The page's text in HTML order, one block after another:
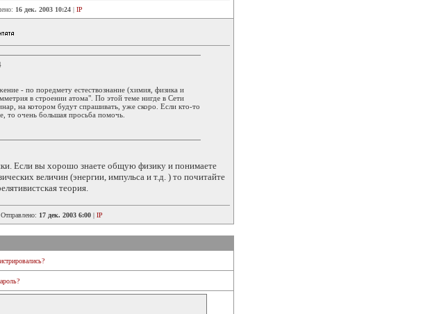
16 дек. 2003 10:24 | IP
- по поредмету естествознание (химия, физика и
в строении атома". По этой теме нигде в Сети
на котором будут спрашивать, уже скоро. Если кто-то
то очень большая просьба помочь.
Если вы хорошо знаете общую физику и понимаете
величин (энергии, импульса и т.д. ) то почитайте
теория.
17 дек. 2003 6:00 | IP